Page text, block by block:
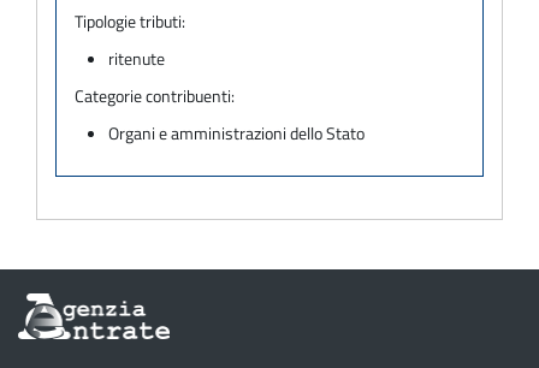
Tipologie tributi:
ritenute
Categorie contribuenti:
Organi e amministrazioni dello Stato
Informazioni
sul